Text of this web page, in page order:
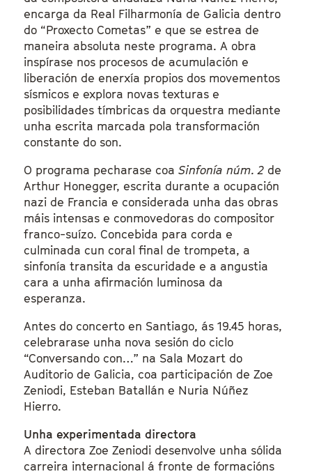
encarga da Real Filharmonía de Galicia dentro
do “Proxecto Cometas” e que se estrea de
maneira absoluta neste programa. A obra
inspírase nos procesos de acumulación e
liberación de enerxía propios dos movementos
sísmicos e explora novas texturas e
posibilidades tímbricas da orquestra mediante
unha escrita marcada pola transformación
constante do son.
O programa pecharase coaSinfonía núm. 2 de
Arthur Honegger, escrita durante a ocupación
nazi de Francia e considerada unha das obras
máis intensas e conmovedoras do compositor
franco-suízo. Concebida para corda e
culminada cun coral final de trompeta, a
sinfonía transita da escuridade e a angustia
cara a unha afirmación luminosa da
esperanza.
Antes do concerto en Santiago, ás 19.45 horas,
celebrarase unha nova sesión do ciclo
“Conversando con…” na Sala Mozart do
Auditorio de Galicia, coa participación de Zoe
Zeniodi, Esteban Batallán e Nuria Núñez
Hierro.
Unha experimentada directora
A directora Zoe Zeniodi desenvolve unha sólida
carreira internacional á fronte de formacións